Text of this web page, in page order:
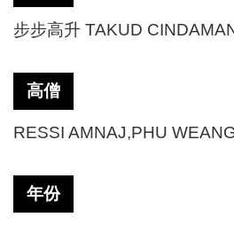
步步高升 TAKUD
高僧
RESSI AMNAJ,PHU
年份